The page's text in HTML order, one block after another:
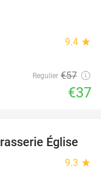
9.4 star
Regulier €57
€37
39%
Église
9.3 star